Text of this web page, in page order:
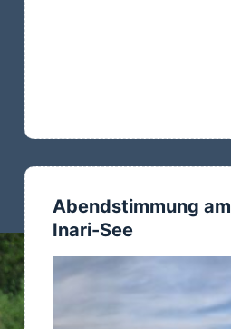
Abendstimmung am
Inari-See